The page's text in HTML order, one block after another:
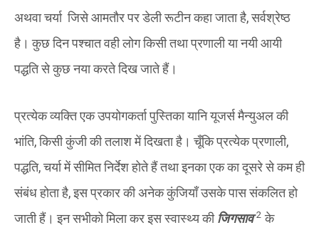
अथवा चर्या जिसे आमतौर पर डेली रूटीन कहा जाता है, सर्वश्रेष्ठ
है। कुछ दिन पश्चात वही लोग किसी तथा प्रणाली या नयी आयी
पद्धति से कुछ नया करते दिख जाते हैं।
प्रत्येक व्यक्ति एक उपयोगकर्ता पुस्तिका यानि यूजर्स मैन्युअल की
भांति, किसी कुंजी की तलाश में दिखता है। चूँकि प्रत्येक प्रणाली,
पद्धति, चर्या में सीमित निर्देश होते हैं तथा इनका एक का दूसरे से कम ही
संबंध होता है, इस प्रकार की अनेक कुंजियाँ उसके पास संकलित हो
जाती हैं। इन सभीको मिला कर इस स्वास्थ्य कीजिगसाव2 के